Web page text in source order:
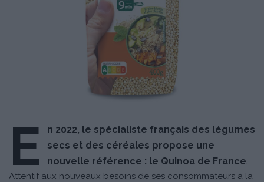
E
n 2022, le spécialiste français des légumes
secs et des céréales propose une
nouvelle référence : le Quinoa de France.
Attentif aux nouveaux besoins de ses consommateurs à la